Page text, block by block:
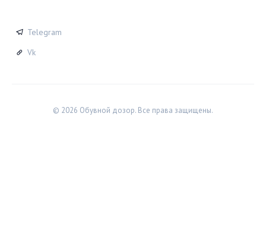
Telegram
Vk
© 2026 Обувной дозор. Все права защищены.